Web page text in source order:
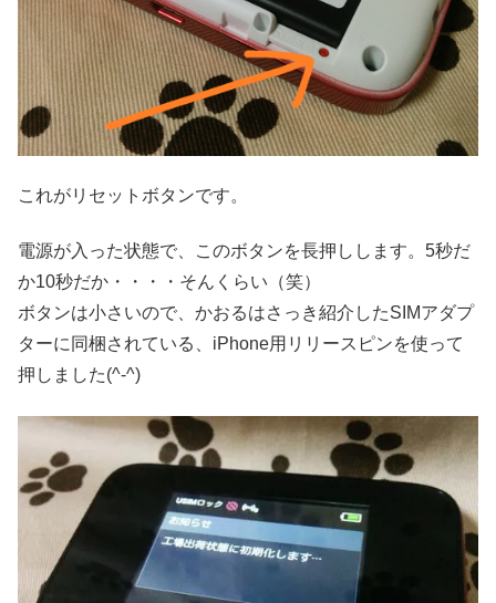
これがリセットボタンです。
電源が入った状態で、このボタンを長押しします。5秒だ
か10秒だか・・・・そんくらい（笑）
ボタンは小さいので、かおるはさっき紹介したSIMアダプ
ターに同梱されている、iPhone用リリースピンを使って
押しました(^-^)